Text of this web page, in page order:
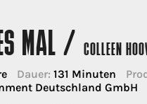
MAL / COLLEEN
Dauer: 131 Minuten
Deutschland GmbH